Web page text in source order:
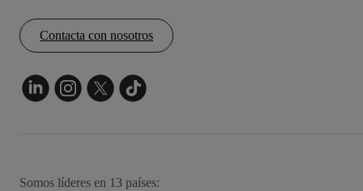
Contacta con nosotros
Somos líderes en 13 países: